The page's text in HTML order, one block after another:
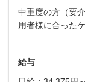
中重度の方（要
用者様に合った
給与